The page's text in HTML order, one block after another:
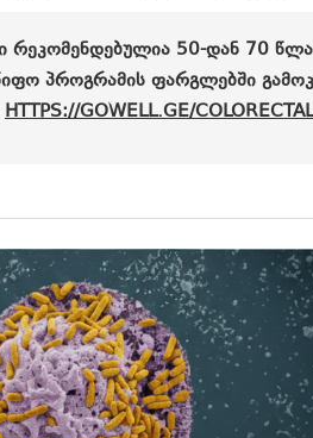
ᲠᲔᲙᲝᲛᲔᲜᲓᲔᲑᲣᲚᲘᲐ 50-ᲓᲐᲜ 70
ᲞᲠᲝᲒᲠᲐᲛᲘᲡ ᲤᲐᲠᲒᲚᲔᲑᲨᲘ
HTTPS://GOWELL.GE/